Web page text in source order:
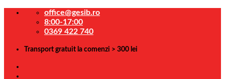
Skip
office@gesib.ro
8:00-17:00
0369 422 740
Transport gratuit la comenzi > 300 lei